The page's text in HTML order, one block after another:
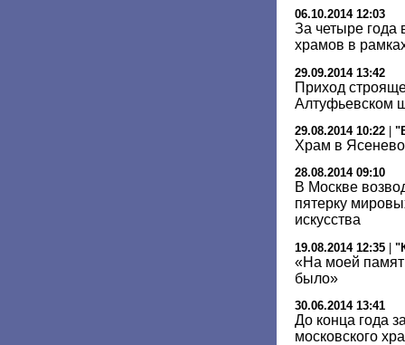
06.10.2014 12:03
За четыре года
храмов в
29.09.2014 13:42
Приход
Алтуфьевском
29.08.2014 10:22
Храм в
28.08.2014 09:10
В Москве
пятерку
искусства
19.08.2014 12:35 |
«На моей
было»
30.06.2014 13:41
До конца года
московского